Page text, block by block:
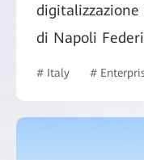
di Napoli
# Italy #